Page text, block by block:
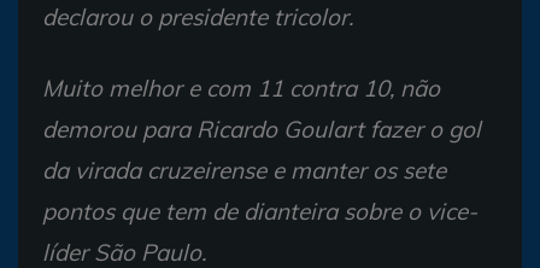
declarou o presidente tricolor.
Muito melhor e com 11 contra 10, não
demorou para Ricardo Goulart fazer o gol
da virada cruzeirense e manter os sete
pontos que tem de dianteira sobre o vice-
líder São Paulo.